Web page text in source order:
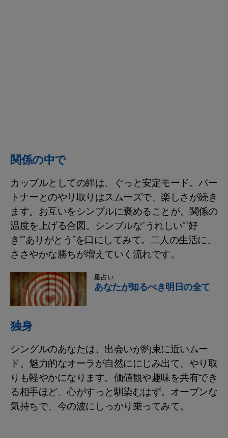
関係の中で
カップルとしての絆は、ぐっと安定モード。パー
トナーとのやり取りはスムーズで、楽しさが続き
ます。お互いをシンプルに褒めることが、関係の
温度を上げる合図。シンプルな“うれしい”“好
き”“ありがとう”を口にしてみて。二人の生活に、
ささやかな勝ちが増えていく流れです。
星占い
あなたが知るべき明日の全て
独身
シングルのあなたは、出会いが約束に近いムー
ド。魅力的なオーラが自然ににじみ出て、やり取
りも軽やかになります。価値観や趣味を共有でき
る相手ほど、心がすっと馴染むはず。オープンな
気持ちで、今の波にしっかり乗ってみて。